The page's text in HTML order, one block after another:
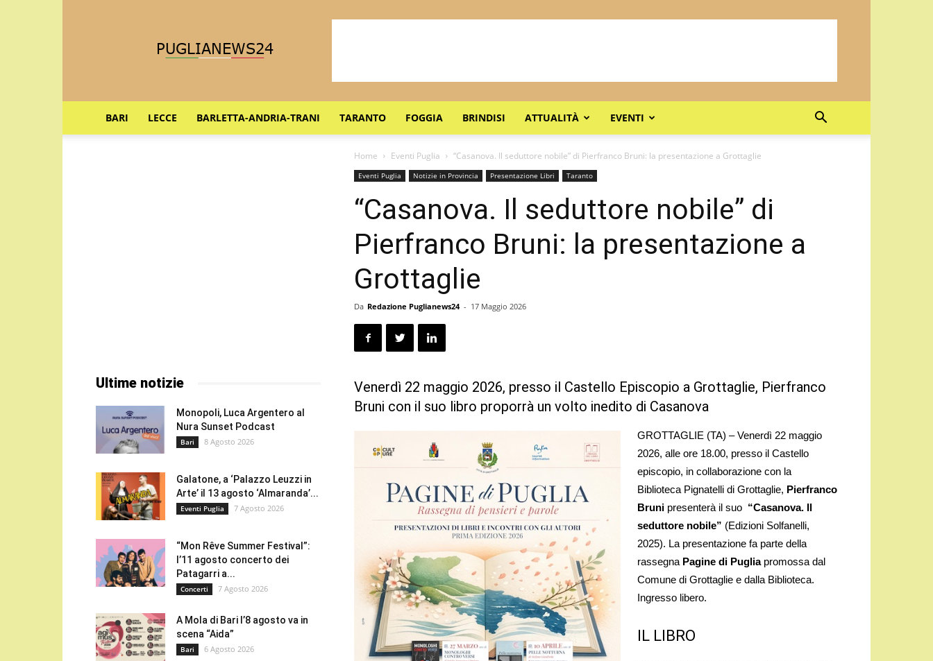
BARI LECCE BARLETTA-ANDRIA-TRANI TARANTO FOGGIA BRINDISI ATTUALITÀ EVENTI
Home Eventi Puglia “Casanova. Il seduttore nobile” di Pierfranco Bruni: la presentazione a Grottaglie
Eventi Puglia Notizie in Provincia Presentazione Libri Taranto
“Casanova. Il seduttore nobile” di
Pierfranco Bruni: la presentazione a
Grottaglie
Da Redazione Puglianews24 - 17 Maggio 2026
Venerdì 22 maggio 2026, presso il Castello Episcopio a Grottaglie, Pierfranco
Bruni con il suo libro proporrà un volto inedito di Casanova
GROTTAGLIE (TA) – Venerdì 22 maggio
2026, alle ore 18.00, presso il Castello
episcopio, in collaborazione con la
Biblioteca Pignatelli di Grottaglie, Pierfranco
Bruni presenterà il suo “Casanova. Il
seduttore nobile” (Edizioni Solfanelli,
2025). La presentazione fa parte della
rassegna Pagine di Pugliapromossa dal
Comune di Grottaglie e dalla Biblioteca.
Ingresso libero.
IL LIBRO
Ultime notizie
Monopoli, Luca Argentero al
Nura Sunset Podcast
Bari 8 Agosto 2026
Galatone, a ‘Palazzo Leuzzi in
Arte’ il 13 agosto ‘Almaranda’...
Eventi Puglia 7 Agosto 2026
“Mon Rêve Summer Festival”:
l’11 agosto concerto dei
Patagarri a...
Concerti 7 Agosto 2026
A Mola di Bari l’8 agosto va in
scena “Aida”
Bari 6 Agosto 2026